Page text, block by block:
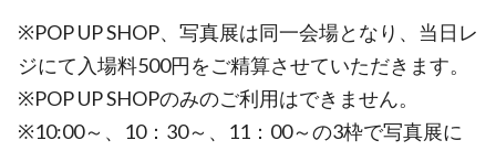
※POP UP SHOP、写真展は同一会場となり、当日レ
ジにて入場料500円をご精算させていただきます。
※POP UP SHOPのみのご利用はできません。
※10:00～、10：30～、11：00～の3枠で写真展に